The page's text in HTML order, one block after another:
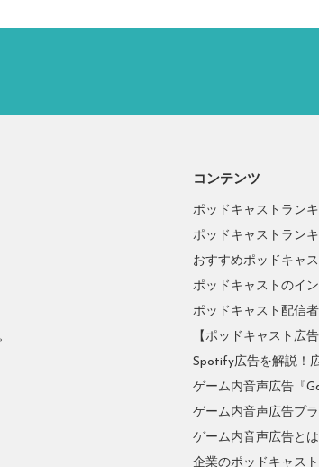
コンテンツ
ポッドキャストラン
ポッドキャストラン
おすすめポッドキャ
ポッドキャストのイ
ポッドキャスト配信
【ポッドキャスト広
Spotify広告を解説！
ゲーム内音声広告『
ゲーム内音声広告プ
ゲーム内音声広告と
企業のポッドキャス